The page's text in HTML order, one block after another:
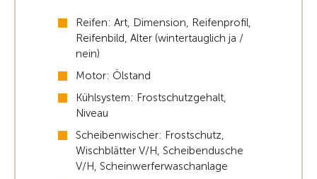
Reifen: Art, Dimension, Reifenprofil,
Reifenbild, Alter (wintertauglich ja /
nein)
Motor: Ölstand
Kühlsystem: Frostschutzgehalt,
Niveau
Scheibenwischer: Frostschutz,
Wischblätter V/H, Scheibendusche
V/H, Scheinwerferwaschanlage